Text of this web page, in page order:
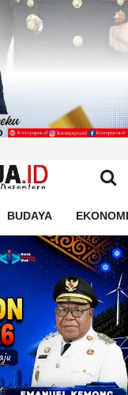
BUDAYA EKONOMI